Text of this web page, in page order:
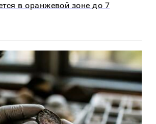
в оранжевой зоне до 7